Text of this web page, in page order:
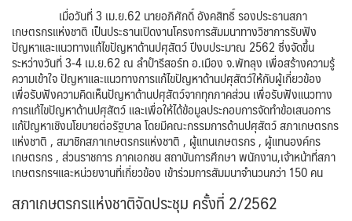
เมื่อวันที่ 3 เม.ย.62 นายอภิศักดิ์ อังคสิทธิ์ รองประธานสภา
เกษตรกรแห่งชาติ เป็นประธานเปิดงานโครงการสัมมนาทางวิชาการรับฟัง
ปัญหาและแนวทางแก้ไขปัญหาด้านปศุสัตว์ ปีงบประมาณ 2562 ซึ่งจัดขึ้น
ระหว่างวันที่ 3-4 เม.ย.62 ณ ลำปำรีสอร์ท อ.เมือง จ.พัทลุง เพื่อสร้างความรู้
ความเข้าใจ ปัญหาและแนวทางการแก้ไขปัญหาด้านปศุสัตว์ให้กับผู้เกี่ยวข้อง
เพื่อรับฟังความคิดเห็นปัญหาด้านปศุสัตว์จากทุกภาคส่วน เพื่อรับฟังแนวทาง
การแก้ไขปัญหาด้านปศุสัตว์ และเพื่อให้ได้ข้อมูลประกอบการจัดทำข้อเสนอการ
แก้ปัญหาเชิงนโยบายต่อรัฐบาล โดยมีคณะกรรมการด้านปศุสัตว์ สภาเกษตรกร
แห่งชาติ , สมาชิกสภาเกษตรกรแห่งชาติ , ผู้แทนเกษตรกร , ผู้แทนองค์กร
เกษตรกร , ส่วนราชการ ภาคเอกชน สถาบันการศึกษา พนักงาน,เจ้าหน้าที่สภา
เกษตรกรฯและหน่วยงานที่เกี่ยวข้อง เข้าร่วมการสัมมนาจำนวนกว่า 150 คน
สภาเกษตรกรแห่งชาติจัดประชุม ครั้งที่ 2/2562